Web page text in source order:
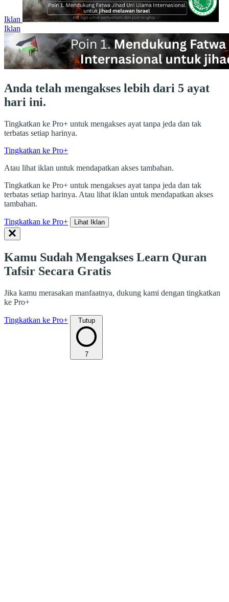
Iklan
Iklan
Anda telah mengakses lebih dari 5 ayat
hari ini.
Tingkatkan ke Pro+ untuk mengakses ayat tanpa jeda dan tak
terbatas setiap harinya.
Tingkatkan ke Pro+
Atau lihat iklan untuk mendapatkan akses tambahan.
Tingkatkan ke Pro+ untuk mengakses ayat tanpa jeda dan tak
terbatas setiap harinya. Atau lihat iklan untuk mendapatkan akses
tambahan.
Tingkatkan ke Pro+ Lihat Iklan
Kamu Sudah Mengakses Learn Quran
Tafsir Secara Gratis
Jika kamu merasakan manfaatnya, dukung kami dengan tingkatkan
ke Pro+
Tingkatkan ke Pro+ Tutup
7